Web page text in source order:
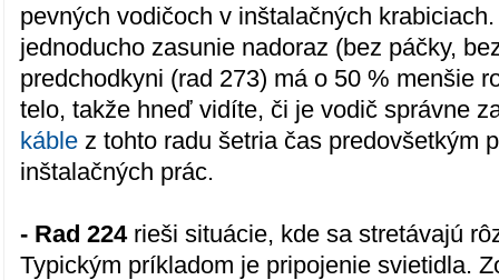
pevných vodičoch v inštalačných
jednoducho zasunie nadoraz (bez páčky,
predchodkyni (rad 273) má o 50 % menšie
telo, takže hneď vidíte, či je vodič správne
káble z tohto radu šetria čas predovšetkým
inštalačných prác.
- Rad 224rieši situácie, kde sa stretávajú
Typickým príkladom je pripojenie svietidla.